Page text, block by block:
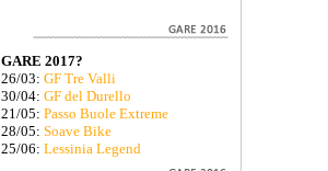
GARE 2017?
26/03: GF Tre Valli
30/04: GF del Durello
21/05: Passo Buole Extreme
28/05: Soave Bike
25/06: Lessinia Legend